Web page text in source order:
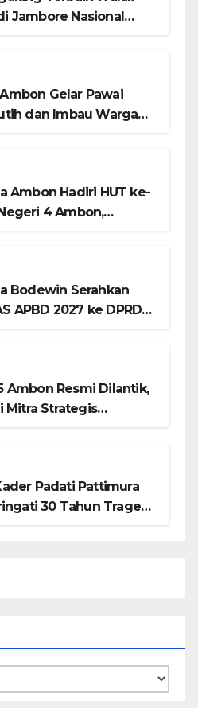
Jambore Nasional
Gelar Pawai
dan Imbau Warga
Ambon Hadiri HUT ke-
4 Ambon,
Bodewin Serahkan
APBD 2027 ke DPRD
Ambon Resmi Dilantik,
Mitra Strategis
Padati Pattimura
30 Tahun Tragedi